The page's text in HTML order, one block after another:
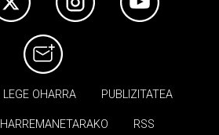
LEGE OHARRA PUBLIZITATEA
HARREMANETARAKO RSS